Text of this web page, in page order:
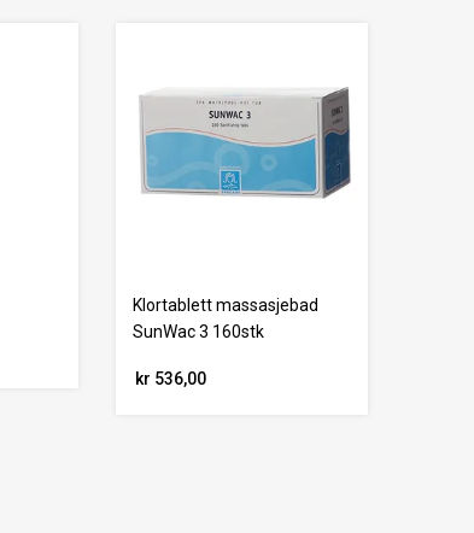
Klortablett massasjebad
SunWac 3 160stk
kr 536,00